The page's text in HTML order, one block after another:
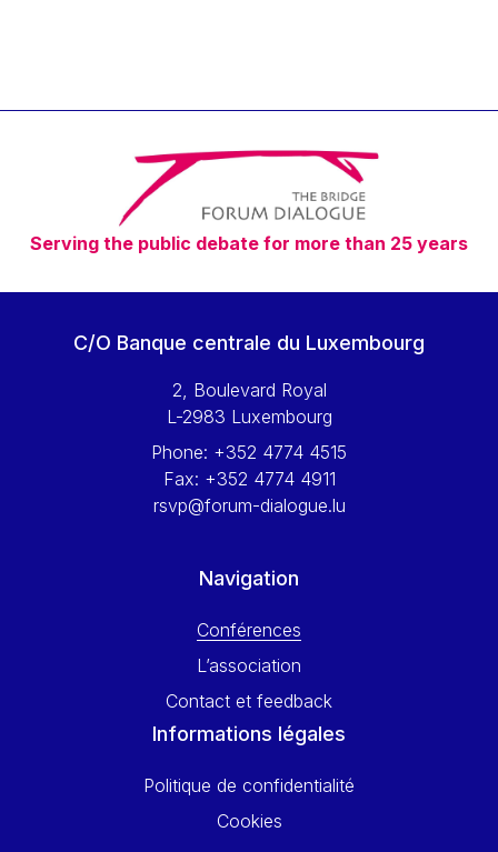
Timothy Radcliffe
Vaclav Klaus
Vassilios Skouris
Vítor Manuel da Silva Caldeira
Viviane Reding
Walter Hagg
Wolfgang Ketterle
Yossi Beillin
Yves FRANCHET
Serving the public debate for more than 25 years
C/O Banque centrale du Luxembourg
2, Boulevard Royal
L-2983 Luxembourg
Phone: +352 4774 4515
Fax: +352 4774 4911
rsvp@forum-dialogue.lu
Navigation
Conférences
L’association
Contact et feedback
Informations légales
Politique de confidentialité
Cookies